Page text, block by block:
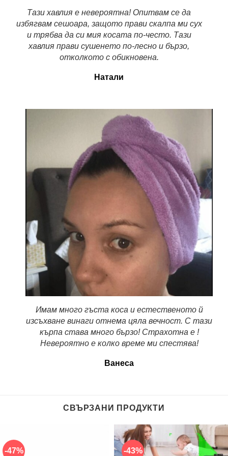
Тази хавлия е невероятна! Опитвам се да
избягвам сешоара, защото прави скалпа ми сух
и трябва да си мия косата по-често. Тази
хавлия прави сушенето по-лесно и бързо,
отколкото с обикновена.
Натали
Имам много гъста коса и естественото й
изсъхване винаги отнема цяла вечност. С тази
кърпа става много бързо! Страхотна е !
Невероятно е колко време ми спестява!
Ванеса
СВЪРЗАНИ ПРОДУКТИ
-47% -43%